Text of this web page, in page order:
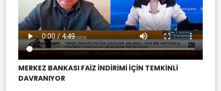
MERKEZ BANKASI FAİZ İNDİRİMİ İÇİN TEMKİNLİ
DAVRANIYOR